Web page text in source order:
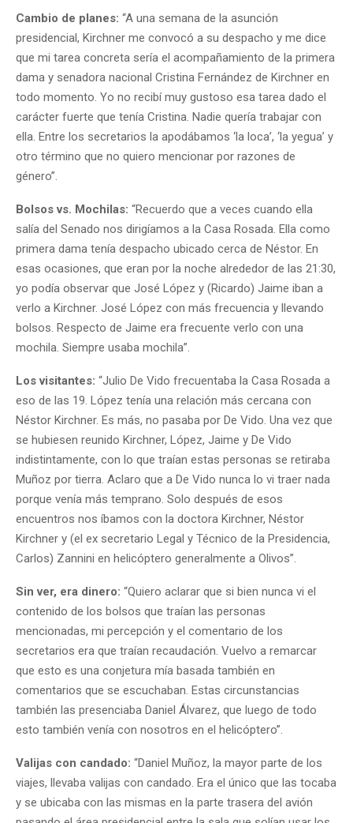
Cambio de planes: “A una semana de la asunción
presidencial, Kirchner me convocó a su despacho y me dice
que mi tarea concreta sería el acompañamiento de la primera
dama y senadora nacional Cristina Fernández de Kirchner en
todo momento. Yo no recibí muy gustoso esa tarea dado el
carácter fuerte que tenía Cristina. Nadie quería trabajar con
ella. Entre los secretarios la apodábamos ‘la loca’, ‘la yegua’ y
otro término que no quiero mencionar por razones de
género”.
Bolsos vs. Mochilas: “Recuerdo que a veces cuando ella
salía del Senado nos dirigíamos a la Casa Rosada. Ella como
primera dama tenía despacho ubicado cerca de Néstor. En
esas ocasiones, que eran por la noche alrededor de las 21:30,
yo podía observar que José López y (Ricardo) Jaime iban a
verlo a Kirchner. José López con más frecuencia y llevando
bolsos. Respecto de Jaime era frecuente verlo con una
mochila. Siempre usaba mochila”.
Los visitantes: “Julio De Vido frecuentaba la Casa Rosada a
eso de las 19. López tenía una relación más cercana con
Néstor Kirchner. Es más, no pasaba por De Vido. Una vez que
se hubiesen reunido Kirchner, López, Jaime y De Vido
indistintamente, con lo que traían estas personas se retiraba
Muñoz por tierra. Aclaro que a De Vido nunca lo vi traer nada
porque venía más temprano. Solo después de esos
encuentros nos íbamos con la doctora Kirchner, Néstor
Kirchner y (el ex secretario Legal y Técnico de la Presidencia,
Carlos) Zannini en helicóptero generalmente a Olivos”.
Sin ver, era dinero: “Quiero aclarar que si bien nunca vi el
contenido de los bolsos que traían las personas
mencionadas, mi percepción y el comentario de los
secretarios era que traían recaudación. Vuelvo a remarcar
que esto es una conjetura mía basada también en
comentarios que se escuchaban. Estas circunstancias
también las presenciaba Daniel Álvarez, que luego de todo
esto también venía con nosotros en el helicóptero”.
Valijas con candado: “Daniel Muñoz, la mayor parte de los
viajes, llevaba valijas con candado. Era el único que las tocaba
y se ubicaba con las mismas en la parte trasera del avión